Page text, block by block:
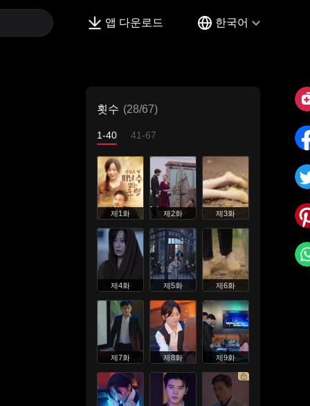
앱 다운로드 한국어
횟수 (28/67)
1-40 41-67
제1화 제2화 제3화
제4화 제5화 제6화
제7화 제8화 제9화